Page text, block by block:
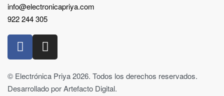
info@electronicapriya.com
922 244 305
© Electrónica Priya 2026. Todos los derechos reservados.
Desarrollado por Artefacto Digital.